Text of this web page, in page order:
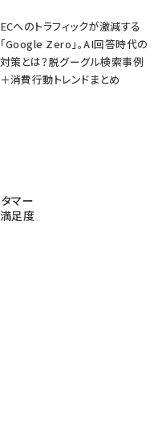
ECへのトラフィックが激減する
「Google Zero」。AI回答時代の
対策とは？脱グーグル検索事例
＋消費行動トレンドまとめ
マー
足度